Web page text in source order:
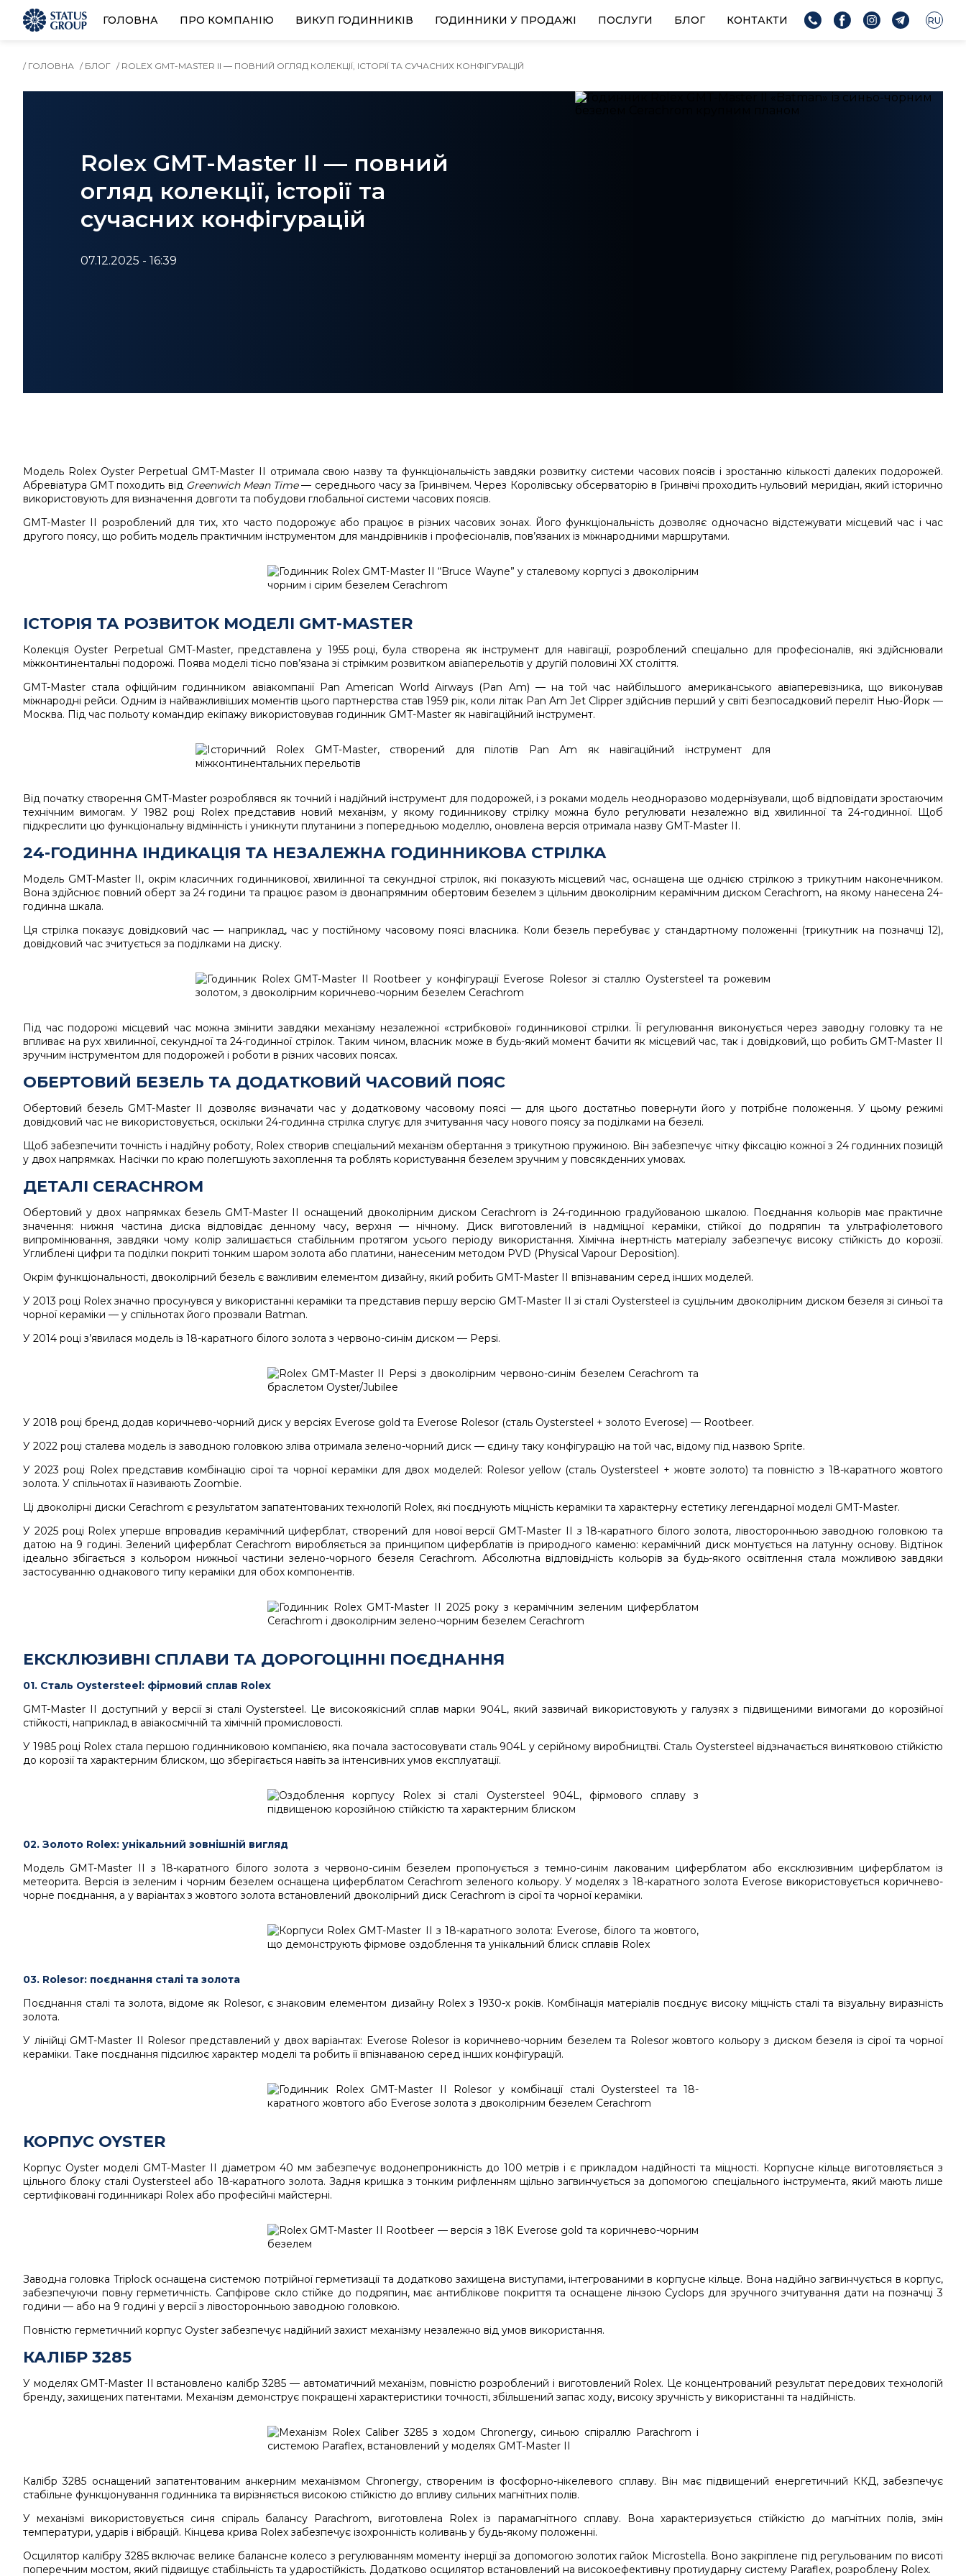
ГОЛОВНА ПРО КОМПАНІЮ ВИКУП ГОДИННИКІВ ГОДИННИКИ У ПРОДАЖІ ПОСЛУГИ БЛОГ КОНТАКТИ RU
/ ГОЛОВНА / БЛОГ / ROLEX GMT-MASTER II — ПОВНИЙ ОГЛЯД КОЛЕКЦІЇ, ІСТОРІЇ ТА СУЧАСНИХ КОНФІГУРАЦІЙ
Rolex GMT-Master II — повний
огляд колекції, історії та
сучасних конфігурацій
07.12.2025 - 16:39
Модель Rolex Oyster Perpetual GMT-Master II отримала свою назву та функціональність завдяки розвитку системи часових поясів і зростанню кількості далеких подорожей.
Абревіатура GMTпоходить від Greenwich Mean Time— середнього часу за Гринвічем. Через Королівську обсерваторію в Гринвічі проходить нульовий меридіан, який історично
використовують для визначення довготи та побудови глобальної системи часових поясів.
GMT-Master II розроблений для тих, хто часто подорожує або працює в різних часових зонах. Його функціональність дозволяє одночасно відстежувати місцевий час і час
другого поясу, що робить модель практичним інструментом для мандрівників і професіоналів, пов’язаних із міжнародними маршрутами.
ІСТОРІЯ ТА РОЗВИТОК МОДЕЛІ GMT-MASTER
Колекція Oyster Perpetual GMT-Master, представлена у 1955 році, була створена як інструмент для навігації, розроблений спеціально для професіоналів, які здійснювали
міжконтинентальні подорожі. Поява моделі тісно пов’язана зі стрімким розвитком авіаперельотів у другій половині XX століття.
GMT-Master стала офіційним годинником авіакомпанії Pan American World Airways (Pan Am) — на той час найбільшого американського авіаперевізника, що виконував
міжнародні рейси. Одним із найважливіших моментів цього партнерства став 1959 рік, коли літак Pan Am Jet Clipper здійснив перший у світі безпосадковий переліт Нью-Йорк —
Москва. Під час польоту командир екіпажу використовував годинник GMT-Master як навігаційний інструмент.
Від початку створення GMT-Master розроблявся як точний і надійний інструмент для подорожей, і з роками модель неодноразово модернізували, щоб відповідати зростаючим
технічним вимогам. У 1982 році Rolex представив новий механізм, у якому годинникову стрілку можна було регулювати незалежно від хвилинної та 24-годинної. Щоб
підкреслити цю функціональну відмінність і уникнути плутанини з попередньою моделлю, оновлена версія отримала назву GMT-Master II.
24-ГОДИННА ІНДИКАЦІЯ ТА НЕЗАЛЕЖНА ГОДИННИКОВА СТРІЛКА
Модель GMT-Master II, окрім класичних годинникової, хвилинної та секундної стрілок, які показують місцевий час, оснащена ще однією стрілкою з трикутним наконечником.
Вона здійснює повний оберт за 24 години та працює разом із двонапрямним обертовим безелем з цільним двоколірним керамічним диском Cerachrom, на якому нанесена 24-
годинна шкала.
Ця стрілка показує довідковий час — наприклад, час у постійному часовому поясі власника. Коли безель перебуває у стандартному положенні (трикутник на позначці 12),
довідковий час зчитується за поділками на диску.
Під час подорожі місцевий час можна змінити завдяки механізму незалежної «стрибкової» годинникової стрілки. Її регулювання виконується через заводну головку та не
впливає на рух хвилинної, секундної та 24-годинної стрілок. Таким чином, власник може в будь-який момент бачити як місцевий час, так і довідковий, що робить GMT-Master II
зручним інструментом для подорожей і роботи в різних часових поясах.
ОБЕРТОВИЙ БЕЗЕЛЬ ТА ДОДАТКОВИЙ ЧАСОВИЙ ПОЯС
Обертовий безель GMT-Master II дозволяє визначати час у додатковому часовому поясі — для цього достатньо повернути його у потрібне положення. У цьому режимі
довідковий час не використовується, оскільки 24-годинна стрілка слугує для зчитування часу нового поясу за поділками на безелі.
Щоб забезпечити точність і надійну роботу, Rolex створив спеціальний механізм обертання з трикутною пружиною. Він забезпечує чітку фіксацію кожної з 24 годинних позицій
у двох напрямках. Насічки по краю полегшують захоплення та роблять користування безелем зручним у повсякденних умовах.
ДЕТАЛІ CERACHROM
Обертовий у двох напрямках безель GMT-Master II оснащений двоколірним диском Cerachrom із 24-годинною градуйованою шкалою. Поєднання кольорів має практичне
значення: нижня частина диска відповідає денному часу, верхня — нічному. Диск виготовлений із надміцної кераміки, стійкої до подряпин та ультрафіолетового
випромінювання, завдяки чому колір залишається стабільним протягом усього періоду використання. Хімічна інертність матеріалу забезпечує високу стійкість до корозії.
Углиблені цифри та поділки покриті тонким шаром золота або платини, нанесеним методом PVD (Physical Vapour Deposition).
Окрім функціональності, двоколірний безель є важливим елементом дизайну, який робить GMT-Master II впізнаваним серед інших моделей.
У 2013 році Rolex значно просунувся у використанні кераміки та представив першу версію GMT-Master II зі сталі Oystersteel із суцільним двоколірним диском безеля зі синьої та
чорної кераміки — у спільнотах його прозвали Batman.
У 2014 році з’явилася модель із 18-каратного білого золота з червоно-синім диском — Pepsi.
У 2018 році бренд додав коричнево-чорний диск у версіях Everose gold та Everose Rolesor (сталь Oystersteel + золото Everose) — Rootbeer.
У 2022 році сталева модель із заводною головкою зліва отримала зелено-чорний диск — єдину таку конфігурацію на той час, відому під назвою Sprite.
У 2023 році Rolex представив комбінацію сірої та чорної кераміки для двох моделей: Rolesor yellow (сталь Oystersteel + жовте золото) та повністю з 18-каратного жовтого
золота. У спільнотах її називають Zoombie.
Ці двоколірні диски Cerachrom є результатом запатентованих технологій Rolex, які поєднують міцність кераміки та характерну естетику легендарної моделі GMT-Master.
У 2025 році Rolex уперше впровадив керамічний циферблат, створений для нової версії GMT-Master II з 18-каратного білого золота, лівосторонньою заводною головкою та
датою на 9 годині. Зелений циферблат Cerachrom виробляється за принципом циферблатів із природного каменю: керамічний диск монтується на латунну основу. Відтінок
ідеально збігається з кольором нижньої частини зелено-чорного безеля Cerachrom. Абсолютна відповідність кольорів за будь-якого освітлення стала можливою завдяки
застосуванню однакового типу кераміки для обох компонентів.
ЕКСКЛЮЗИВНІ СПЛАВИ ТА ДОРОГОЦІННІ ПОЄДНАННЯ
01. Сталь Oystersteel: фірмовий сплав Rolex
GMT-Master II доступний у версії зі сталі Oystersteel. Це високоякісний сплав марки 904L, який зазвичай використовують у галузях з підвищеними вимогами до корозійної
стійкості, наприклад в авіакосмічній та хімічній промисловості.
У 1985 році Rolex стала першою годинниковою компанією, яка почала застосовувати сталь 904L у серійному виробництві. Сталь Oystersteel відзначається винятковою стійкістю
до корозії та характерним блиском, що зберігається навіть за інтенсивних умов експлуатації.
02. Золото Rolex: унікальний зовнішній вигляд
Модель GMT-Master II з 18-каратного білого золота з червоно-синім безелем пропонується з темно-синім лакованим циферблатом або ексклюзивним циферблатом із
метеорита. Версія із зеленим і чорним безелем оснащена циферблатом Cerachrom зеленого кольору. У моделях з 18-каратного золота Everose використовується коричнево-
чорне поєднання, а у варіантах з жовтого золота встановлений двоколірний диск Cerachrom із сірої та чорної кераміки.
03. Rolesor: поєднання сталі та золота
Поєднання сталі та золота, відоме як Rolesor, є знаковим елементом дизайну Rolex з 1930-х років. Комбінація матеріалів поєднує високу міцність сталі та візуальну виразність
золота.
У лінійці GMT-Master II Rolesor представлений у двох варіантах: Everose Rolesor із коричнево-чорним безелем та Rolesor жовтого кольору з диском безеля із сірої та чорної
кераміки. Таке поєднання підсилює характер моделі та робить її впізнаваною серед інших конфігурацій.
КОРПУС OYSTER
Корпус Oyster моделі GMT-Master II діаметром 40 мм забезпечує водонепроникність до 100 метрів і є прикладом надійності та міцності. Корпусне кільце виготовляється з
цільного блоку сталі Oystersteel або 18-каратного золота. Задня кришка з тонким рифленням щільно загвинчується за допомогою спеціального інструмента, який мають лише
сертифіковані годинникарі Rolex або професійні майстерні.
Заводна головка Triplock оснащена системою потрійної герметизації та додатково захищена виступами, інтегрованими в корпусне кільце. Вона надійно загвинчується в корпус,
забезпечуючи повну герметичність. Сапфірове скло стійке до подряпин, має антиблікове покриття та оснащене лінзою Cyclops для зручного зчитування дати на позначці 3
години — або на 9 годині у версії з лівосторонньою заводною головкою.
Повністю герметичний корпус Oyster забезпечує надійний захист механізму незалежно від умов використання.
КАЛІБР 3285
У моделях GMT-Master II встановлено калібр 3285 — автоматичний механізм, повністю розроблений і виготовлений Rolex. Це концентрований результат передових технологій
бренду, захищених патентами. Механізм демонструє покращені характеристики точності, збільшений запас ходу, високу зручність у використанні та надійність.
Калібр 3285 оснащений запатентованим анкерним механізмом Chronergy, створеним із фосфорно-нікелевого сплаву. Він має підвищений енергетичний ККД, забезпечує
стабільне функціонування годинника та вирізняється високою стійкістю до впливу сильних магнітних полів.
У механізмі використовується синя спіраль балансу Parachrom, виготовлена Rolex із парамагнітного сплаву. Вона характеризується стійкістю до магнітних полів, змін
температури, ударів і вібрацій. Кінцева крива Rolex забезпечує ізохронність коливань у будь-якому положенні.
Осцилятор калібру 3285 включає велике балансне колесо з регулюванням моменту інерції за допомогою золотих гайок Microstella. Воно закріплене під регульованим по висоті
поперечним мостом, який підвищує стабільність та ударостійкість. Додатково осцилятор встановлений на високоефективну протиударну систему Paraflex, розроблену Rolex.